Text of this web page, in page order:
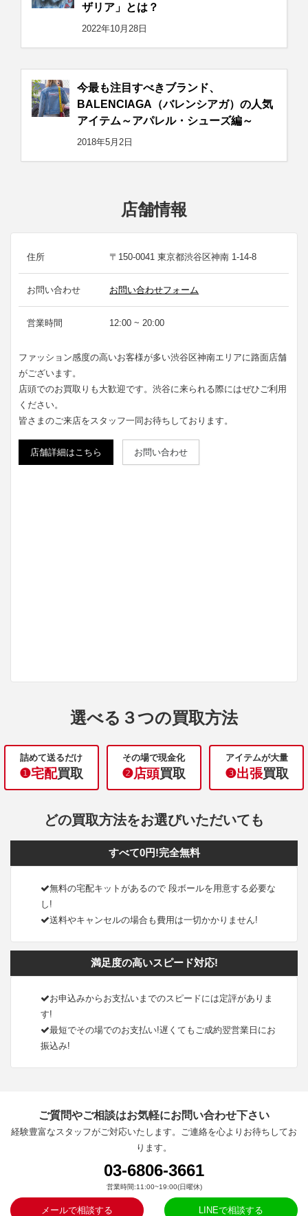
ザリア」とは？
2022年10月28日
今最も注目すべきブランド、
BALENCIAGA（バレンシアガ）の人気
アイテム～アパレル・シューズ編～
2018年5月2日
店舗情報
住所 〒150-0041 東京都渋谷区神南 1-14-8
お問い合わせ お問い合わせフォーム
営業時間 12:00 ~ 20:00
ファッション感度の高いお客様が多い渋谷区神南エリアに路面店舗
がございます。
店頭でのお買取りも大歓迎です。渋谷に来られる際にはぜひご利用
ください。
皆さまのご来店をスタッフ一同お待ちしております。
店舗詳細はこちら お問い合わせ
選べる３つの買取方法
詰めて送るだけ
❶宅配買取
その場で現金化
❷店頭買取
アイテムが大量
❸出張買取
どの買取方法をお選びいただいても
すべて0円!完全無料
無料の宅配キットがあるので 段ボールを用意する必要な
し!
送料やキャンセルの場合も費用は一切かかりません!
満足度の高いスピード対応!
お申込みからお支払いまでのスピードには定評がありま
す!
最短でその場でのお支払い!遅くてもご成約翌営業日にお
振込み!
ご質問やご相談はお気軽にお問い合わせ下さい
経験豊富なスタッフがご対応いたします。ご連絡を心よりお待ちしてお
ります。
03-6806-3661
営業時間:11:00~19:00(日曜休)
メールで相談する LINEで相談する